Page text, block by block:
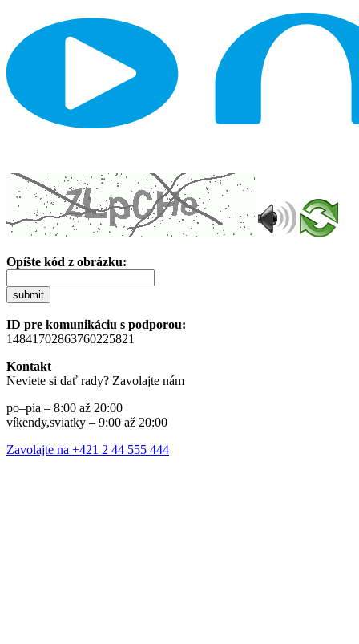
Opíšte kód z obrázku:
submit
ID pre komunikáciu s podporou:
14841702863760225821
Kontakt
Neviete si dať rady? Zavolajte nám
po–pia – 8:00 až 20:00
víkendy,sviatky – 9:00 až 20:00
Zavolajte na +421 2 44 555 444